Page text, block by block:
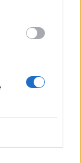
που είναι